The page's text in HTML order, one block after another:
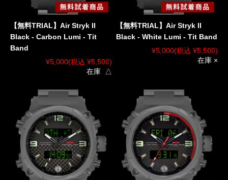
【無料TRIAL】Air Stryk II
Black - Carbon Lumi - Tit
Band
¥5,000(税込 ¥5,500)
在庫 △
【無料TRIAL】Air Stryk II
Black - White Lumi - Tit Band
¥5,000(税込 ¥5,500)
在庫 ×